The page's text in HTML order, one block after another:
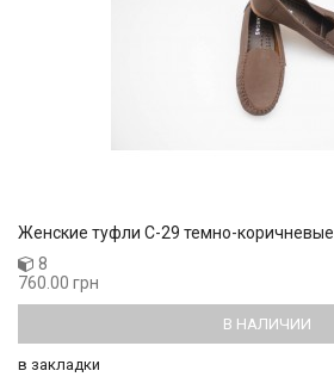
Женские туфли C-29 темно-коричневые
8
760.00 грн
В НАЛИЧИИ
в закладки